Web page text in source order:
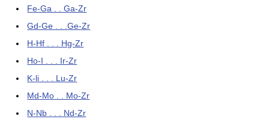
Fe-Ga . . Ga-Zr
Gd-Ge . . .Ge-Zr
H-Hf . . . Hg-Zr
Ho-I . . . Ir-Zr
K-li . . . Lu-Zr
Md-Mo . . Mo-Zr
N-Nb . . . Nd-Zr